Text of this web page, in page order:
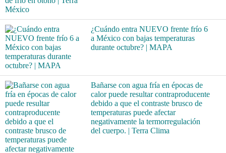
¿Cuándo entra NUEVO frente frío 6
a México con bajas temperaturas
durante octubre? | MAPA
Bañarse con agua fría en épocas de
calor puede resultar contraproducente
debido a que el contraste brusco de
temperaturas puede afectar
negativamente la termorregulación
del cuerpo. | Terra Clima